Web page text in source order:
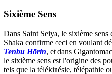
Sixième Sens
Dans Saint Seiya, le sixième sens
Shaka confirme ceci en voulant
Tenbu Hōrin, et dans
le sixième sens est l'origine des
tels que la télékinésie, télépathie